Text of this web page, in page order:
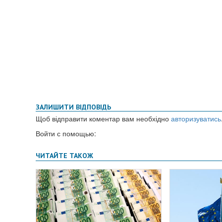
ЗАЛИШИТИ ВІДПОВІДЬ
Щоб відправити коментар вам необхідно авторизуватись
Войти с помощью: